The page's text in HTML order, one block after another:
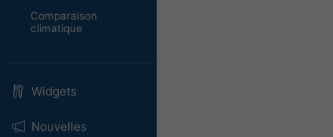
Comparaison
climatique
Widgets
Nouvelles